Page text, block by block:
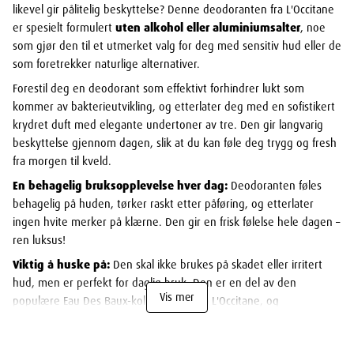
likevel gir pålitelig beskyttelse? Denne deodoranten fra L'Occitane
er spesielt formulert uten alkohol eller aluminiumsalter, noe
som gjør den til et utmerket valg for deg med sensitiv hud eller de
som foretrekker naturlige alternativer.
Forestil deg en deodorant som effektivt forhindrer lukt som
kommer av bakterieutvikling, og etterlater deg med en sofistikert
krydret duft med elegante undertoner av tre. Den gir langvarig
beskyttelse gjennom dagen, slik at du kan føle deg trygg og fresh
fra morgen til kveld.
En behagelig bruksopplevelse hver dag: Deodoranten føles
behagelig på huden, tørker raskt etter påføring, og etterlater
ingen hvite merker på klærne. Den gir en frisk følelse hele dagen –
ren luksus!
Viktig å huske på: Den skal ikke brukes på skadet eller irritert
hud, men er perfekt for daglig bruk. Den er en del av den
populære Eau Des Baux-kolleksjonen fra L'Occitane, og
Vis mer